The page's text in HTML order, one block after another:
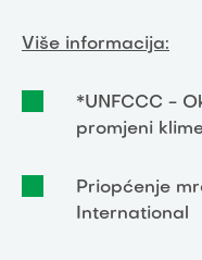
Više informacija:
*UNFCCC -
promjeni
Priopćenje
International